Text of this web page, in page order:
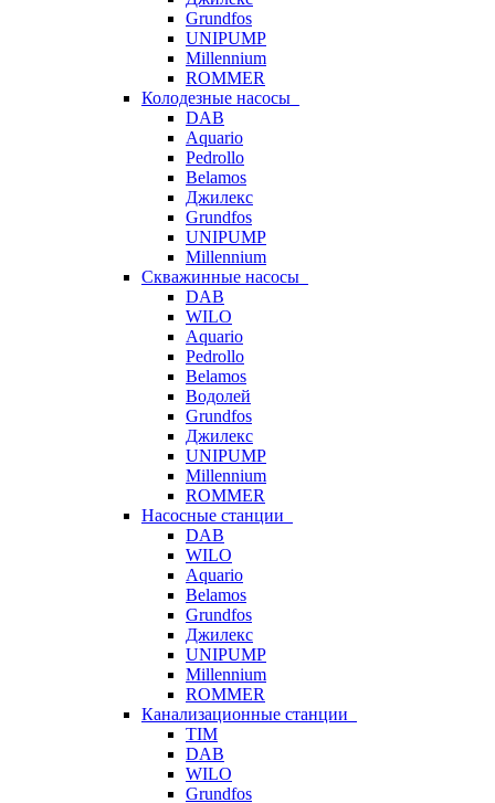
Grundfos
UNIPUMP
Millennium
ROMMER
Колодезные насосы
DAB
Aquario
Pedrollo
Belamos
Джилекс
Grundfos
UNIPUMP
Millennium
Скважинные насосы
DAB
WILO
Aquario
Pedrollo
Belamos
Водолей
Grundfos
Джилекс
UNIPUMP
Millennium
ROMMER
Насосные станции
DAB
WILO
Aquario
Belamos
Grundfos
Джилекс
UNIPUMP
Millennium
ROMMER
Канализационные станции
TIM
DAB
WILO
Grundfos